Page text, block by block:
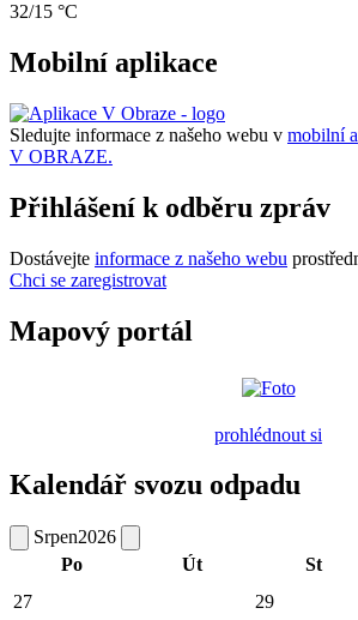
32/15 °C
Mobilní aplikace
Sledujte informace z našeho webu v mobilní
V OBRAZE.
Přihlášení k odběru zpráv
Dostávejte informace z našeho webu
Chci se zaregistrovat
Mapový portál
prohlédnout si
Kalendář svozu odpadu
Srpen2026
Po
Út St
27
29